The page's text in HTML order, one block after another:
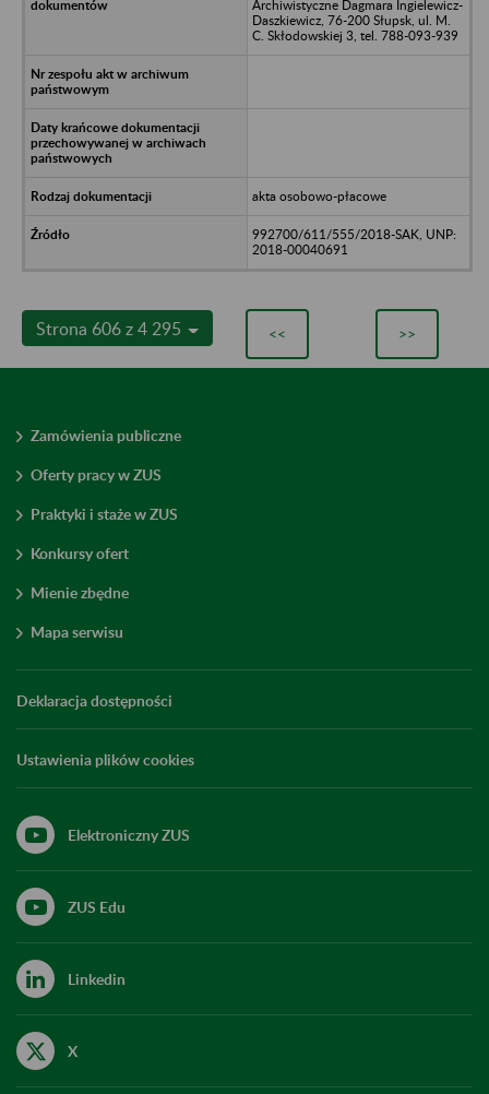
Archiwistyczne Dagmara Ingielewicz-
Daszkiewicz, 76-200 Słupsk, ul. M.
C. Skłodowskiej 3, tel. 788-093-939
akta osobowo-płacowe
992700/611/555/2018-SAK, UNP:
2018-00040691
Strona 606 z 4 295 << >>
Zamówienia publiczne
Oferty pracy w ZUS
Praktyki i staże w ZUS
Konkursy ofert
Mienie zbędne
Mapa serwisu
Deklaracja dostępności
Ustawienia plików cookies
Elektroniczny ZUS
ZUS Edu
Linkedin
X